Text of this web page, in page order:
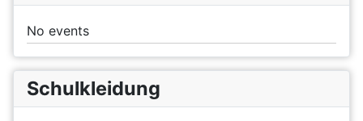
No events
Schulkleidung